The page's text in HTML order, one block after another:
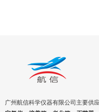
广州航信科学仪器有限公司主要供应